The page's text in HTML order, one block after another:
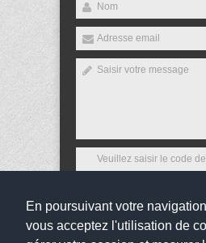
En poursuivant votre
vous acceptez l'utilisation de
Envoyer